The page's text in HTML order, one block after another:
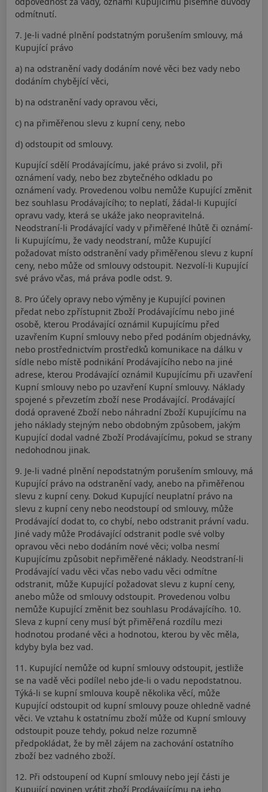
odmítnutí.
7. Je-li vadné plnění podstatným porušením smlouvy, má
Kupující právo
a) na odstranění vady dodáním nové věci bez vady nebo
dodáním chybějící věci,
b) na odstranění vady opravou věci,
c) na přiměřenou slevu z kupní ceny, nebo
d) odstoupit od smlouvy.
Kupující sdělí Prodávajícímu, jaké právo si zvolil, při
oznámení vady, nebo bez zbytečného odkladu po
oznámení vady. Provedenou volbu nemůže Kupující změnit
bez souhlasu Prodávajícího; to neplatí, žádal-li Kupující
opravu vady, která se ukáže jako neopravitelná.
Neodstraní-li Prodávající vady v přiměřené lhůtě či oznámí-
li Kupujícímu, že vady neodstraní, může Kupující
požadovat místo odstranění vady přiměřenou slevu z kupní
ceny, nebo může od smlouvy odstoupit. Nezvolí-li Kupující
své právo včas, má práva podle odst. 9.
8. Pro účely opravy nebo výměny je Kupující povinen
předat nebo zpřístupnit Zboží Prodávajícímu nebo jiné
osobě, kterou Prodávající oznámil Kupujícímu před
uzavřením Kupní smlouvy nebo před podáním objednávky,
nebo prostřednictvím prostředků komunikace na dálku v
sídle nebo místě podnikání Prodávajícího nebo na jiné
adrese, kterou Prodávající oznámil Kupujícímu při uzavření
Kupní smlouvy nebo po uzavření Kupní smlouvy. Náklady
spojené s převzetím zboží nese Prodávající. Prodávající
dodá opravené Zboží nebo náhradní Zboží Kupujícímu na
jeho náklady stejným nebo obdobným způsobem, jakým
Kupující dodal vadné Zboží Prodávajícímu, pokud se strany
nedohodnou jinak.
9. Je-li vadné plnění nepodstatným porušením smlouvy, má
Kupující právo na odstranění vady, anebo na přiměřenou
slevu z kupní ceny. Dokud Kupující neuplatní právo na
slevu z kupní ceny nebo neodstoupí od smlouvy, může
Prodávající dodat to, co chybí, nebo odstranit právní vadu.
Jiné vady může Prodávající odstranit podle své volby
opravou věci nebo dodáním nové věci; volba nesmí
Kupujícímu způsobit nepřiměřené náklady. Neodstraní-li
Prodávající vadu věci včas nebo vadu věci odmítne
odstranit, může Kupující požadovat slevu z kupní ceny,
anebo může od smlouvy odstoupit. Provedenou volbu
nemůže Kupující změnit bez souhlasu Prodávajícího. 10.
Sleva z kupní ceny musí být přiměřená rozdílu mezi
hodnotou prodané věci a hodnotou, kterou by věc měla,
kdyby byla bez vad.
11. Kupující nemůže od kupní smlouvy odstoupit, jestliže
se na vadě věci podílel nebo jde-li o vadu nepodstatnou.
Týká-li se kupní smlouva koupě několika věcí, může
Kupující odstoupit od kupní smlouvy pouze ohledně vadné
věci. Ve vztahu k ostatnímu zboží může od Kupní smlouvy
odstoupit pouze tehdy, pokud nelze rozumně
předpokládat, že by měl zájem na zachování ostatního
zboží bez vadného zboží.
12. Při odstoupení od Kupní smlouvy nebo její části je
Kupující povinen vrátit zboží Prodávajícímu na jeho